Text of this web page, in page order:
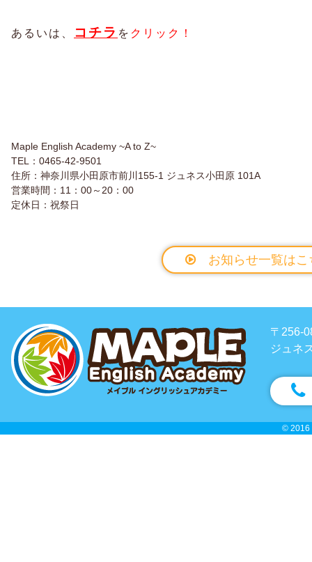
あるいは、 コチラ を クリック！
Maple English Academy ~A to Z~
TEL：0465-42-9501
住所：神奈川県小田原市前川155-1 ジュネス小田原 101A
営業時間：11：00～20：00
定休日：祝祭日
お知らせ一覧はこ
〒256-
ジュネ
© 2016